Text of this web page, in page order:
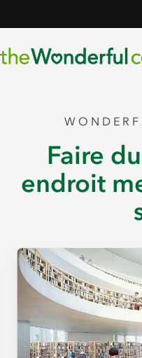
Faire
endroit